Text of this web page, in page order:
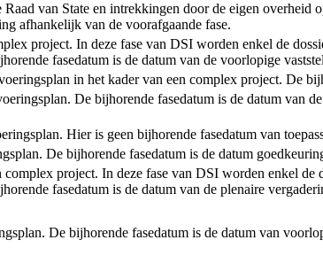
van State en intrekkingen door de eigen overheid
afhankelijk van de voorafgaande fase.
project. In deze fase van DSI worden enkel de
fasedatum is de datum van de voorlopige
in het kader van een complex project. De
De bijhorende fasedatum is de datum van
Hier is geen bijhorende fasedatum van
De bijhorende fasedatum is de datum
project. In deze fase van DSI worden enkel
fasedatum is de datum van de plenaire
De bijhorende fasedatum is de datum van